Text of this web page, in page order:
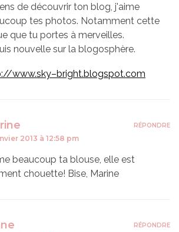
de découvrir ton blog, j'aime
tes photos. Notamment cette
que tu portes à merveilles.
nouvelle sur la blogosphère.
www.sky–bright.blogspot.com
2013 à 12:58 pm
beaucoup ta blouse, elle est
chouette! Bise, Marine
RÉPONDRE
RÉPONDRE